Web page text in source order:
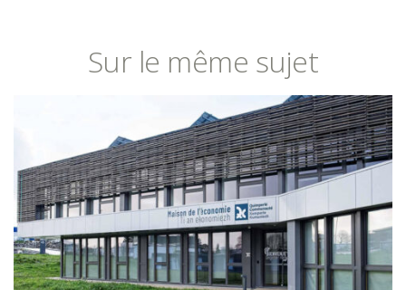
Sur le même sujet